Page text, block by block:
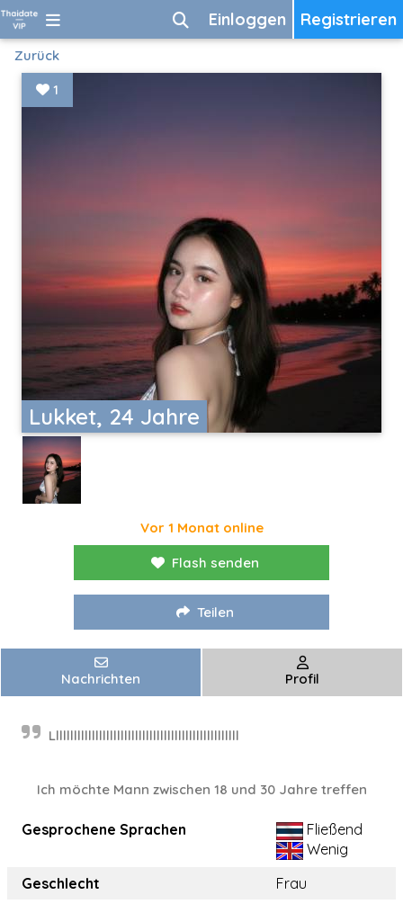
Registrieren
Einloggen
Zurück
Lukket, 24 Jahre
1
Vor 1 Monat online
Flash senden
Teilen
Nachrichten Profil
Llllllllllllllllllllllllllllllllllllllllllllllllllll
Ich möchte Mann zwischen 18 und 30 Jahre treffen
Gesprochene Sprachen
Fließend
Wenig
Geschlecht
Frau